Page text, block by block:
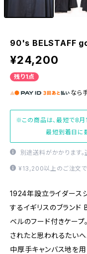
90's BELSTAFF
¥24,200
残り1点
なら
※この商品は、最短で8月
最短到着日に
別途送料がかかります。
¥13,200以上のご注文で
1924年設立ライダースジ
するイギリスのブラン
ベルのフード付きケープ
されたと思われるたい
中厚手キャンバス地を